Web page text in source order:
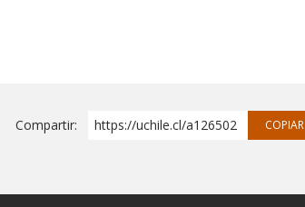
Compartir: https://uchile.cl/a126502 COPIAR